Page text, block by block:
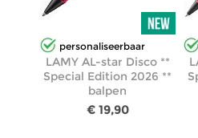
personaliseerbaar
LAMY AL-star Disco **
Special Edition 2026 **
balpen
€ 19,90